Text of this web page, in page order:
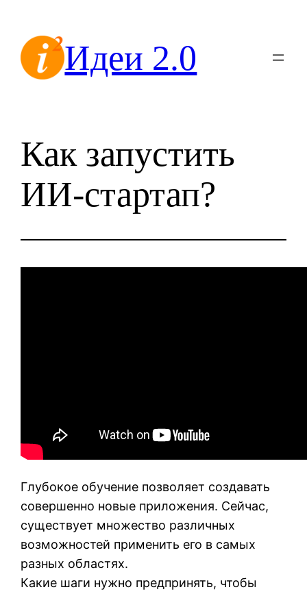
содержимомуИдеи 2.0
Как запустить
ИИ-стартап?
Глубокое обучение позволяет создавать
совершенно новые приложения. Сейчас,
существует множество различных
возможностей применить его в самых
разных областях.
Какие шаги нужно предпринять, чтобы